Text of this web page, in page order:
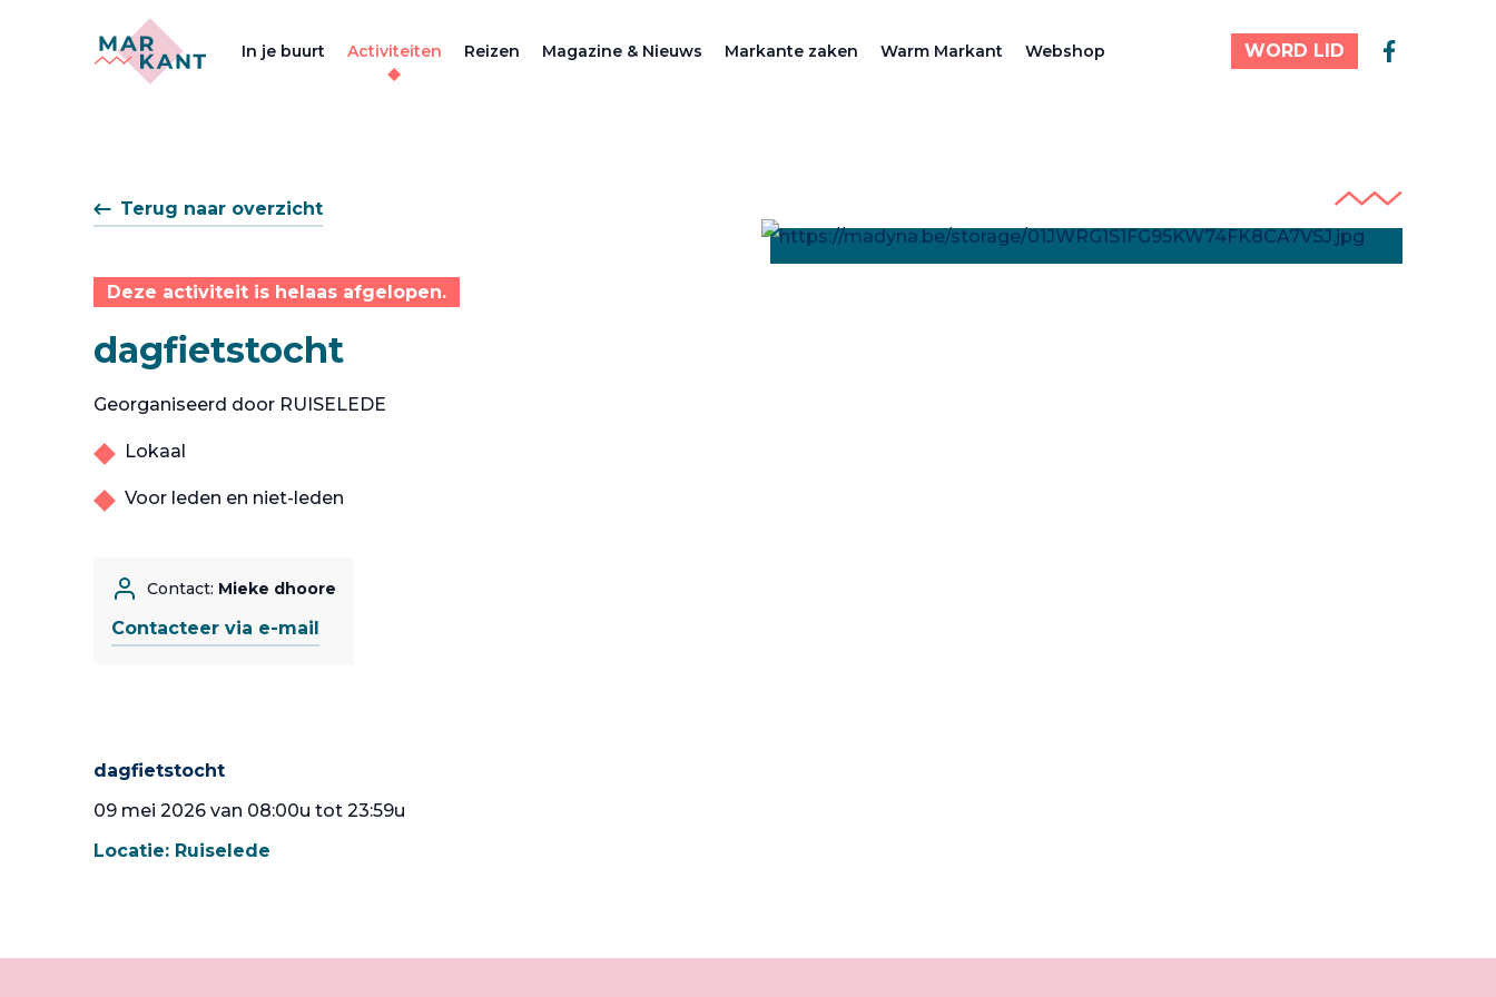
In je buurt Activiteiten Reizen Magazine & Nieuws Markante zaken Warm Markant Webshop WORD LID
Terug naar overzicht
Deze activiteit is helaas afgelopen.
dagfietstocht
Georganiseerd door RUISELEDE
Lokaal
Voor leden en niet-leden
Contact: Mieke dhoore
Contacteer via e-mail
dagfietstocht
09 mei 2026 van 08:00u tot 23:59u
Locatie: Ruiselede